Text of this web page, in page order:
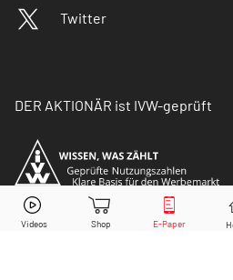
Intel Aktie jetzt handeln?
Twitter
DER AKTIONÄR ist IVW-geprüft